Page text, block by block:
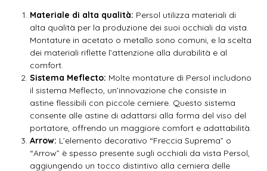
Materiale di alta qualità: Persol utilizza materiali di
alta qualità per la produzione dei suoi occhiali da vista.
Montature in acetato o metallo sono comuni, e la scelta
dei materiali riflette l’attenzione alla durabilità e al
comfort.
Sistema Meflecto: Molte montature di Persol includono
il sistema Meflecto, un’innovazione che consiste in
astine flessibili con piccole cerniere. Questo sistema
consente alle astine di adattarsi alla forma del viso del
portatore, offrendo un maggiore comfort e adattabilità.
Arrow: L’elemento decorativo “Freccia Suprema” o
“Arrow” è spesso presente sugli occhiali da vista Persol,
aggiungendo un tocco distintivo alla cerniera delle